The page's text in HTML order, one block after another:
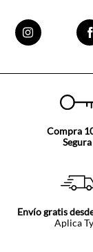
Compra
Segura
Envío gratis
Aplica